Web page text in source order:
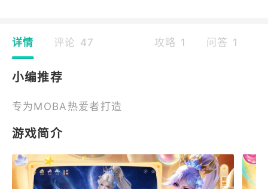
详情 评论 47 攻略 1 问答 1
小编推荐
专为MOBA热爱者打造
游戏简介